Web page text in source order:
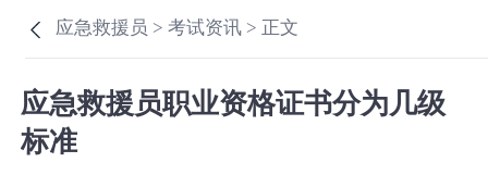
应急救援员 >考试资讯 > 正文
应急救援员职业资格证书分为几级
标准